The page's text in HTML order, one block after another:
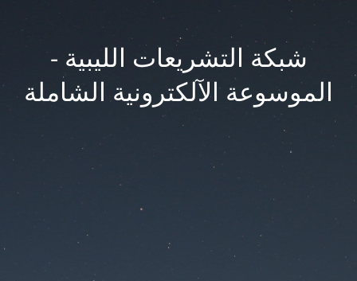
شبكة التشريعات الليبية -
الموسوعة الآلكترونية الشاملة